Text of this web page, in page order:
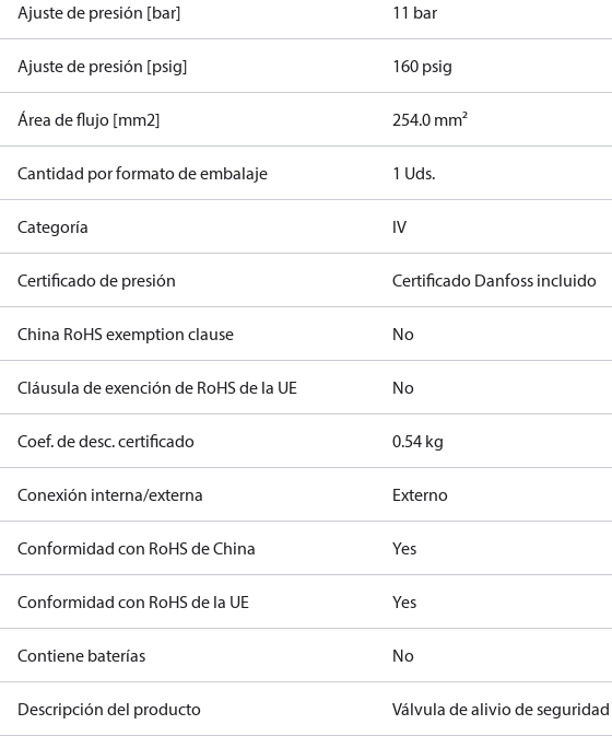
Ajuste de presión [bar] 11 bar
Ajuste de presión [psig] 160 psig
Área de flujo [mm2] 254.0 mm²
Cantidad por formato de embalaje 1 Uds.
Categoría IV
Certificado de presión Certificado Danfoss incluido
China RoHS exemption clause No
Cláusula de exención de RoHS de la UE No
Coef. de desc. certificado 0.54 kg
Conexión interna/externa Externo
Conformidad con RoHS de China Yes
Conformidad con RoHS de la UE Yes
Contiene baterías No
Descripción del producto Válvula de alivio de seguridad